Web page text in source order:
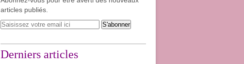
articles publiés.
Derniers articles